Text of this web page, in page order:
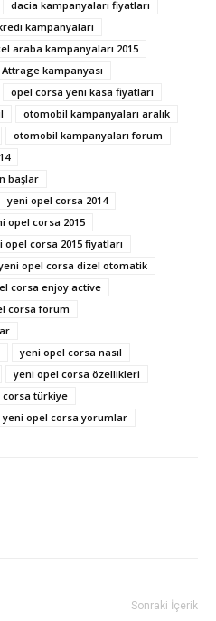
dacia kampanyaları fiyatları
kampanyaları
araba kampanyaları 2015
kampanyası
opel corsa yeni kasa fiyatları
otomobil kampanyaları aralık
otomobil kampanyaları forum
başlar
yeni opel corsa 2014
opel corsa 2015
opel corsa 2015 fiyatları
opel corsa dizel otomatik
corsa enjoy active
corsa forum
yeni opel corsa nasıl
yeni opel corsa özellikleri
corsa türkiye
yeni opel corsa yorumlar
Sonraki İçerik